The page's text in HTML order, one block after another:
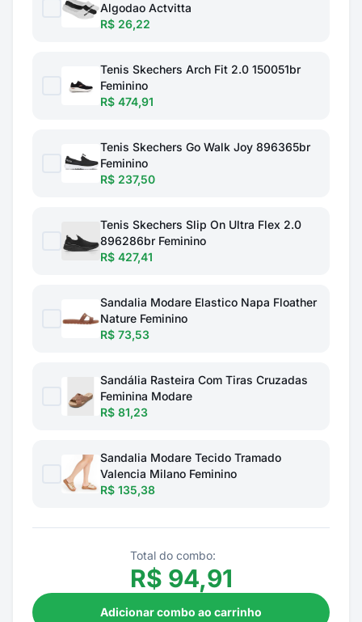
Algodao Actvitta
R$ 26,22
Tenis Skechers Arch Fit 2.0 150051br
Feminino
R$ 474,91
Tenis Skechers Go Walk Joy 896365br
Feminino
R$ 237,50
Tenis Skechers Slip On Ultra Flex 2.0
896286br Feminino
R$ 427,41
Sandalia Modare Elastico Napa Floather
Nature Feminino
R$ 73,53
Sandália Rasteira Com Tiras Cruzadas
Feminina Modare
R$ 81,23
Sandalia Modare Tecido Tramado
Valencia Milano Feminino
R$ 135,38
Total do combo:
R$ 94,91
Adicionar combo ao carrinho